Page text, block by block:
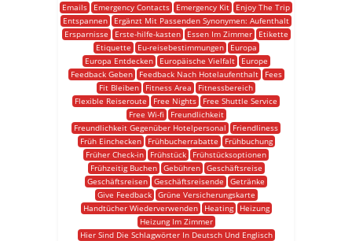
Emails
Emergency Contacts Emergency Kit
Enjoy The Trip
Entspannen
Ergänzt Mit Passenden Synonymen: Aufenthalt
Ersparnisse
Erste-hilfe-kasten Essen Im Zimmer
Etikette
Etiquette
Eu-reisebestimmungen
Europa
Europa Entdecken
Europäische Vielfalt
Europe
Feedback Geben
Feedback Nach Hotelaufenthalt
Fees
Fit Bleiben
Fitness Area
Fitnessbereich
Flexible Reiseroute
Free Nights
Free Shuttle Service
Free Wi-fi
Freundlichkeit
Freundlichkeit Gegenüber Hotelpersonal
Friendliness
Früh Einchecken
Frühbucherrabatte
Frühbuchung
Früher Check-in
Frühstück
Frühstücksoptionen
Frühzeitig Buchen
Gebühren
Geschäftsreise
Geschäftsreisen Geschäftsreisende
Getränke
Give Feedback
Grüne Versicherungskarte
Handtücher Wiederverwenden
Heating
Heizung
Heizung Im Zimmer
Hier Sind Die Schlagwörter In Deutsch Und Englisch